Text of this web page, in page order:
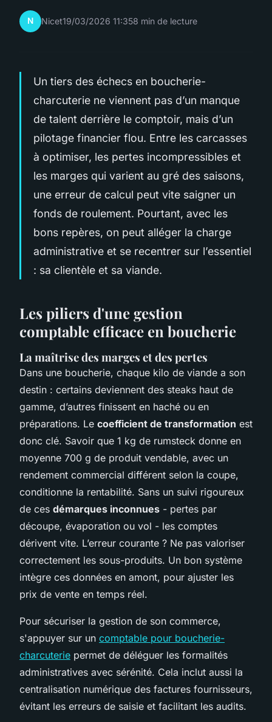
N Nicet19/03/2026 11:358 min de lecture
Un tiers des échecs en boucherie-
charcuterie ne viennent pas d’un manque
de talent derrière le comptoir, mais d’un
pilotage financier flou. Entre les carcasses
à optimiser, les pertes incompressibles et
les marges qui varient au gré des saisons,
une erreur de calcul peut vite saigner un
fonds de roulement. Pourtant, avec les
bons repères, on peut alléger la charge
administrative et se recentrer sur l’essentiel
: sa clientèle et sa viande.
Les piliers d'une gestion
comptable efficace en boucherie
La maîtrise des marges et des pertes
Dans une boucherie, chaque kilo de viande a son
destin : certains deviennent des steaks haut de
gamme, d’autres finissent en haché ou en
préparations. Le coefficient de transformation est
donc clé. Savoir que 1 kg de rumsteck donne en
moyenne 700 g de produit vendable, avec un
rendement commercial différent selon la coupe,
conditionne la rentabilité. Sans un suivi rigoureux
de ces démarques inconnues - pertes par
découpe, évaporation ou vol - les comptes
dérivent vite. L’erreur courante ? Ne pas valoriser
correctement les sous-produits. Un bon système
intègre ces données en amont, pour ajuster les
prix de vente en temps réel.
Pour sécuriser la gestion de son commerce,
s'appuyer sur un comptable pour boucherie-
charcuterie permet de déléguer les formalités
administratives avec sérénité. Cela inclut aussi la
centralisation numérique des factures fournisseurs,
évitant les erreurs de saisie et facilitant les audits.